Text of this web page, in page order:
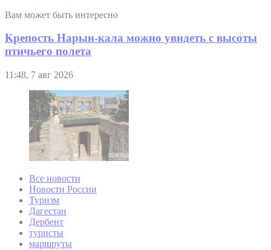
Вам может быть интересно
Крепость Нарын-кала можно увидеть с высоты
птичьего полета
11:48, 7 авг 2026
Все новости
Новости России
Туризм
Дагестан
Дербент
туристы
маршруты